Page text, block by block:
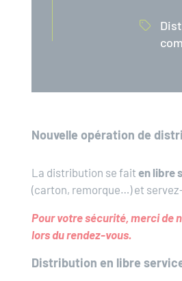
Nouvelle opération de
La distribution se fait en libre
(carton, remorque…) et
Pour votre sécurité, merci de
lors du rendez-vous.
Distribution en libre